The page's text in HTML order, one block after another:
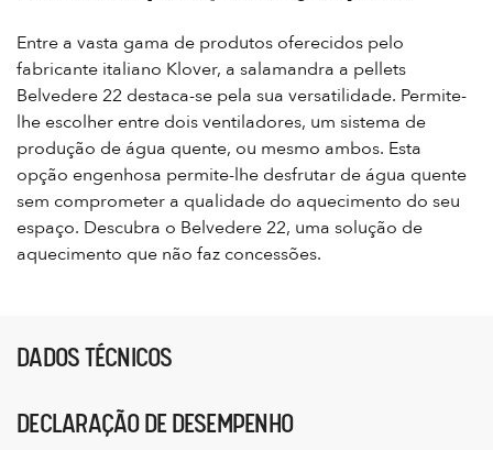
Entre a vasta gama de produtos oferecidos pelo
fabricante italiano Klover, a salamandra a pellets
Belvedere 22 destaca-se pela sua versatilidade. Permite-
lhe escolher entre dois ventiladores, um sistema de
produção de água quente, ou mesmo ambos. Esta
opção engenhosa permite-lhe desfrutar de água quente
sem comprometer a qualidade do aquecimento do seu
espaço. Descubra o Belvedere 22, uma solução de
aquecimento que não faz concessões.
DADOS TÉCNICOS
DECLARAÇÃO DE DESEMPENHO